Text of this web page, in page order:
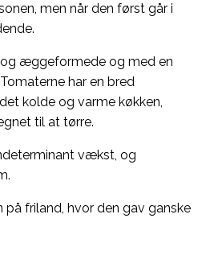
men når den først går i
æggeformede og med en
har en bred
kolde og varme køkken,
til at tørre.
vækst, og
på friland, hvor den gav ganske